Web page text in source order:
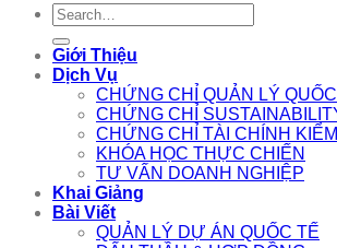
Search
for:
Giới Thiệu
Dịch Vụ
CHỨNG CHỈ QUẢN LÝ
CHỨNG CHỈ
CHỨNG CHỈ TÀI CHÍNH
KHÓA HỌC THỰC CHIẾN
TƯ VẤN DOANH NGHIỆP
Khai Giảng
Bài Viết
QUẢN LÝ DỰ ÁN QUỐC TẾ